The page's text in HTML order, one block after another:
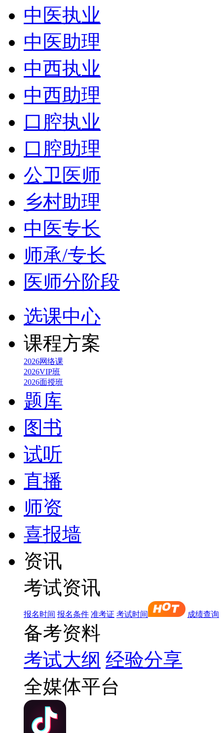
中医执业
中医助理
中西执业
中西助理
口腔执业
口腔助理
公卫医师
乡村助理
中医专长
师承/专长
医师分阶段
选课中心
课程方案
2026网络课
2026VIP班
2026面授班
题库
图书
试听
直播
师资
喜报墙
资讯
考试资讯
报名时间 报名条件 准考证 考试时间 成绩查询
备考资料
考试大纲 经验分享
全媒体平台